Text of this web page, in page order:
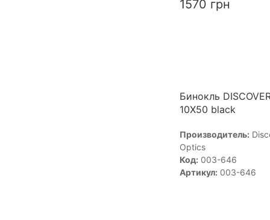
1570 грн
Бинокль
10X50 black
Производитель:
Optics
Код: 003-646
Артикул: 003-646